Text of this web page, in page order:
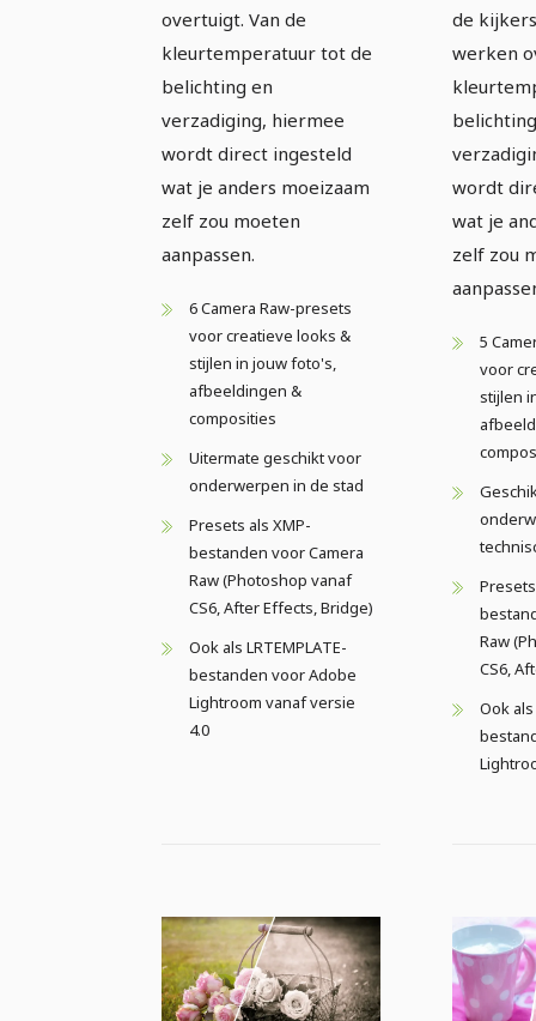
overtuigt. Van de
kleurtemperatuur tot de
belichting en
verzadiging, hiermee
wordt direct ingesteld
wat je anders moeizaam
zelf zou moeten
aanpassen.
6 Camera Raw-presets
voor creatieve looks &
stijlen in jouw foto's,
afbeeldingen &
composities
Uitermate geschikt voor
onderwerpen in de stad
Presets als XMP-
bestanden voor Camera
Raw (Photoshop vanaf
CS6, After Effects, Bridge)
Ook als LRTEMPLATE-
bestanden voor Adobe
Lightroom vanaf versie
4.0
de
werken
wordt
wat je
zelf zou
5
voor
stijlen
Raw
CS6,
Ook als